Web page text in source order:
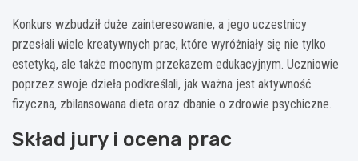
Konkurs wzbudził duże zainteresowanie, a jego uczestnicy
przesłali wiele kreatywnych prac, które wyróżniały się nie tylko
estetyką, ale także mocnym przekazem edukacyjnym. Uczniowie
poprzez swoje dzieła podkreślali, jak ważna jest aktywność
fizyczna, zbilansowana dieta oraz dbanie o zdrowie psychiczne.
Skład jury i ocena prac